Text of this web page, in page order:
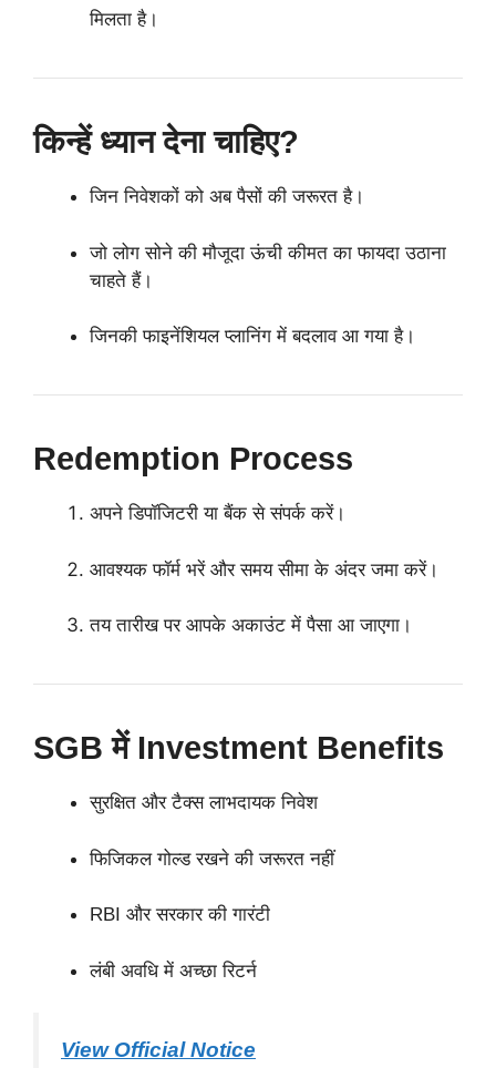
मिलता है।
किन्हें ध्यान देना चाहिए?
जिन निवेशकों को अब पैसों की जरूरत है।
जो लोग सोने की मौजूदा ऊंची कीमत का फायदा उठाना
चाहते हैं।
जिनकी फाइनेंशियल प्लानिंग में बदलाव आ गया है।
Redemption Process
अपने डिपॉजिटरी या बैंक से संपर्क करें।
आवश्यक फॉर्म भरें और समय सीमा के अंदर जमा करें।
तय तारीख पर आपके अकाउंट में पैसा आ जाएगा।
SGB में Investment Benefits
सुरक्षित और टैक्स लाभदायक निवेश
फिजिकल गोल्ड रखने की जरूरत नहीं
RBI और सरकार की गारंटी
लंबी अवधि में अच्छा रिटर्न
View Official Notice